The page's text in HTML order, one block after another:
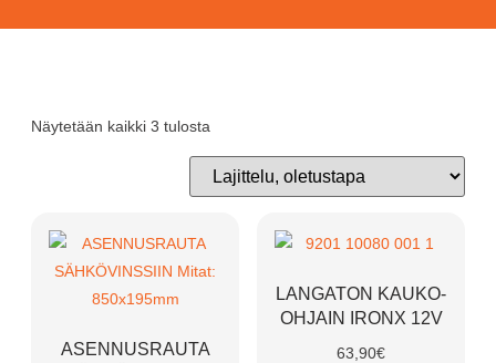
Näytetään kaikki 3 tulosta
ASENNUSRAUTA
LANGATON KAUKO-
OHJAIN IRONX 12V
63,90€